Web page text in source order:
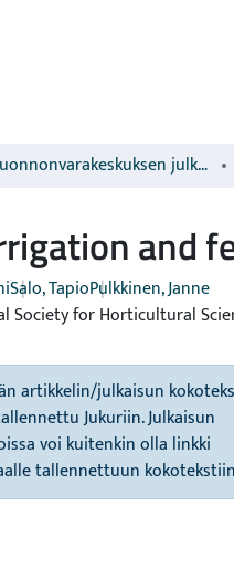
Luonnonvarakeskuksen julkaisut
and
Salo, TapioPulkkinen, Janne
Society for Horticultural
artikkelin/julkaisun
Jukuriin. Julkaisun
voi kuitenkin olla linkki
tallennettuun